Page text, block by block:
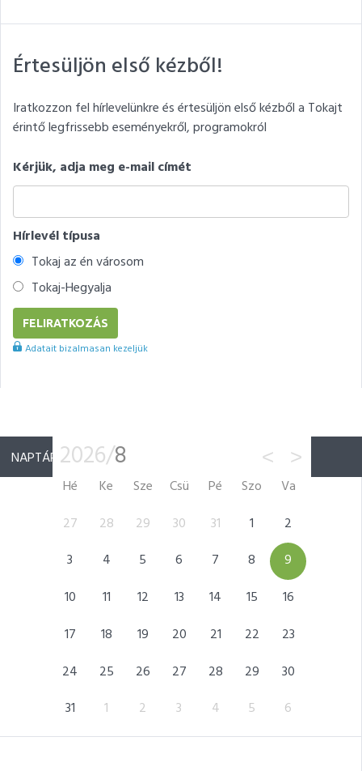
Értesüljön első kézből!
Iratkozzon fel hírlevelünkre és értesüljön első kézből a Tokajt
érintő legfrissebb eseményekről, programokról
Kérjük, adja meg e-mail címét
Hírlevél típusa
Tokaj az én városom
Tokaj-Hegyalja
Adatait bizalmasan kezeljük
NAPTÁR 2026/8 < >
Hé Ke Sze Csü Pé Szo
Va
27 28 29 30 31 1
2
3
4 5 6 7 8
9
10
11 12 13 14 15
16
17
18 19 20 21 22
23
24
25 26 27 28 29
30
31
1 2 3 4 5 6